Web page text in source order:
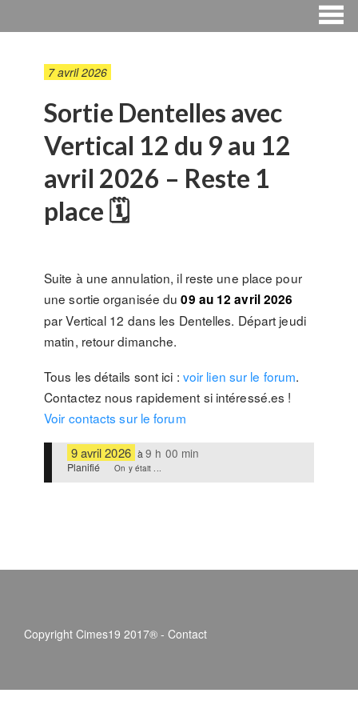
7 avril 2026
Sortie Dentelles avec
Vertical 12 du 9 au 12
avril 2026 – Reste 1
place 🗓
Suite à une annulation, il reste une place pour
une sortie organisée du09 au 12 avril 2026
par Vertical 12 dans les Dentelles. Départ jeudi
matin, retour dimanche.
Tous les détails sont ici : voir lien sur le forum.
Contactez nous rapidement si intéressé.es !
Voir contacts sur le forum
9 avril 2026 à9 h 00 min
Planifié On y était ...
Copyright Cimes19 2017® - Contact